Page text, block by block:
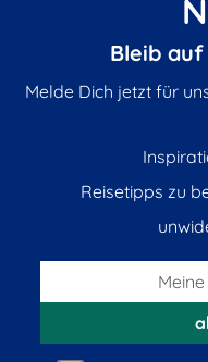
Bleib
Melde Dich jetzt für
Reisetipps zu